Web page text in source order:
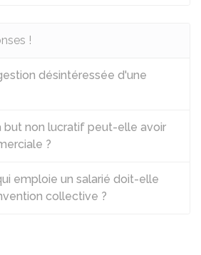
!
désintéressée d'une
but non lucratif peut-elle avoir
?
emploie un salarié doit-elle
collective ?